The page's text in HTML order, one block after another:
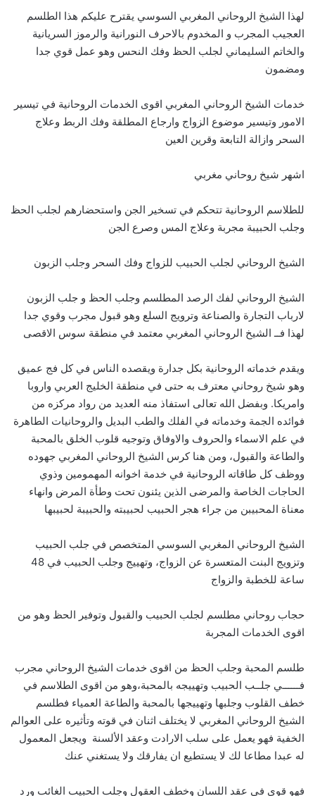
لهذا الشيخ الروحاني المغربي السوسي يقترح عليكم هذا الطلسم
العجيب المجرب و المخدوم بالاحرف النورانية والرموز السريانية
والخاتم السليماني لجلب الحظ وفك النحس وهو عمل قوي جدا
ومضمون
خدمات الشيخ الروحاني المغربي اقوى الخدمات الروحانية في تيسير
الامور وتيسير موضوع الزواج وارجاع المطلقة وفك الربط وعلاج
السحر وازالة التابعة وقرين العين
اشهر شيخ روحاني مغربي
للطلاسم الروحانية تتحكم في تسخير الجن واستحضارهم لجلب الحظ
وجلب الحبيبة مجربة وعلاج المس وصرع الجن
الشيخ الروحاني لجلب الحبيب للزواج وفك السحر وجلب الزبون
الشيخ الروحاني لفك الرصد المطلسم وجلب الحظ و جلب الزبون
لارباب التجارة والصناعة وترويج السلع وهو قبول مجرب وقوي جدا
لهذا فــ الشيخ الروحاني المغربي معتمد في منطقة سوس الاقصى
ويقدم خدماته الروحانية بكل جدارة ويقصده الناس في كل فج عميق
وهو شيخ روحاني معترف به حتى في منطقة الخليج العربي واروبا
وامريكا. وبفضل الله تعالى استفاذ منه العديد من رواد مركزه من
فوائده الجمة وخدماته في الفلك والطب البديل والروحانيات الطاهرة
في علم الاسماء والحروف والاوفاق وتوجيه قلوب الخلق بالمحبة
والطاعة والقبول، ومن هنا كرس الشيخ الروحاني المغربي جهوده
ووظف كل طاقاته الروحانية في خدمة اخوانه المهمومين وذوي
الحاجات الخاصة والمرضى الذين يئنون تحت وطأة المرض وانهاء
معناة المحبيبن من جراء هجر الحبيب لحبيبته والحبيبة لحبيبها
الشيخ الروحاني المغربي السوسي المتخصص في جلب الحبيب
وتزويج البنت المتعسرة عن الزواج، وتهييج وجلب الحبيب في 48
ساعة للخطبة والزواج
حجاب روحاني مطلسم لجلب الحبيب والقبول وتوفير الحظ وهو من
اقوى الخدمات المجربة
طلسم المحبة وجلب الحظ من اقوى خدمات الشيخ الروحاني مجرب
فــــــي جلــب الحبيب وتهييجه بالمحبة،وهو من اقوى الطلاسم في
خطف القلوب وجلبها وتهييجها بالمحبة والطاعة العمياء فطلسم
الشيخ الروحاني المغربي لا يختلف اثنان في قوته وتأثيره على العوالم
الخفية فهو يعمل على سلب الارادت وعقد الألسنة ويجعل المعمول
له عبدا مطاعا لك لا يستطيع ان يفارقك ولا يستغني عنك
فهو قوي في عقد اللسان وخطف العقول وجلب الحبيب الغائب ورد